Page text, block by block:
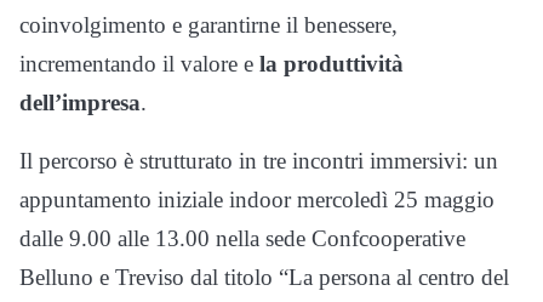
coinvolgimento e garantirne il benessere,
incrementando il valore e la produttività
dell’impresa.
Il percorso è strutturato in tre incontri immersivi: un
appuntamento iniziale indoor mercoledì 25 maggio
dalle 9.00 alle 13.00 nella sede Confcooperative
Belluno e Treviso dal titolo “La persona al centro del